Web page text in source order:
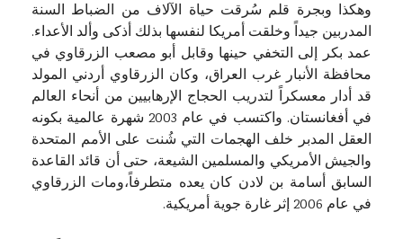
وهكذا وبجرة قلم سُرقت حياة الآلاف من الضباط السنة
المدربين جيداً وخلقت أمريكا لنفسها بذلك أذكى وألد الأعداء.
عمد بكر إلى التخفي حينها وقابل أبو مصعب الزرقاوي في
محافظة الأنبار غرب العراق، وكان الزرقاوي أردني المولد
قد أدار معسكراً لتدريب الحجاج الإرهابيين من أنحاء العالم
في أفغانستان. واكتسب في عام 2003 شهرة عالمية بكونه
العقل المدبر خلف الهجمات التي شُنت على الأمم المتحدة
والجيش الأمريكي والمسلمين الشيعة، حتى أن قائد القاعدة
السابق أسامة بن لادن كان يعده متطرفاً،ومات الزرقاوي
في عام 2006 إثر غارة جوية أمريكية.